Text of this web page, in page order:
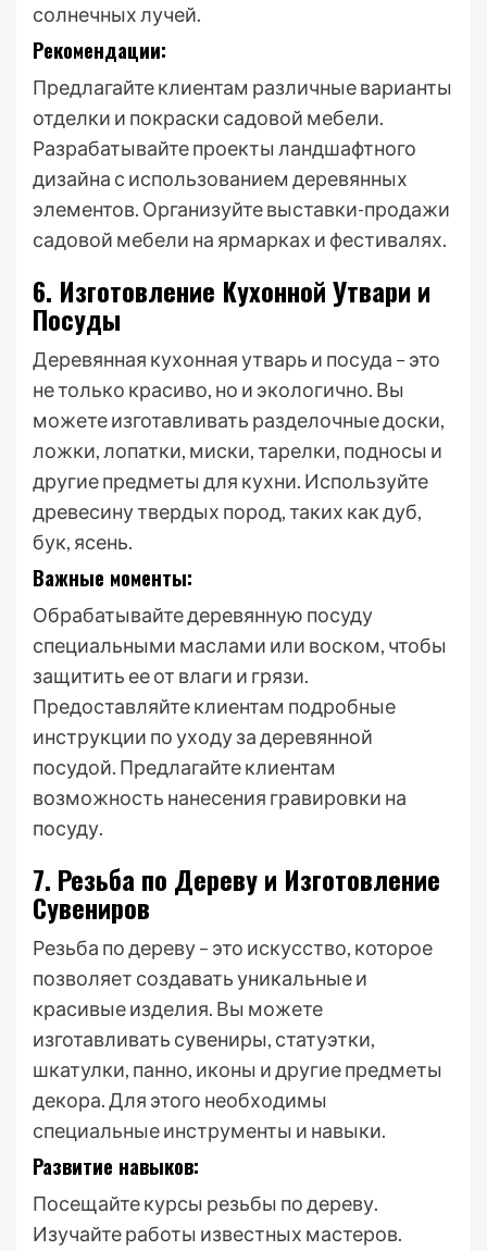
солнечных лучей.
Рекомендации:
Предлагайте клиентам различные варианты
отделки и покраски садовой мебели.
Разрабатывайте проекты ландшафтного
дизайна с использованием деревянных
элементов. Организуйте выставки-продажи
садовой мебели на ярмарках и фестивалях.
6. Изготовление Кухонной Утвари и
Посуды
Деревянная кухонная утварь и посуда – это
не только красиво, но и экологично. Вы
можете изготавливать разделочные доски,
ложки, лопатки, миски, тарелки, подносы и
другие предметы для кухни. Используйте
древесину твердых пород, таких как дуб,
бук, ясень.
Важные моменты:
Обрабатывайте деревянную посуду
специальными маслами или воском, чтобы
защитить ее от влаги и грязи.
Предоставляйте клиентам подробные
инструкции по уходу за деревянной
посудой. Предлагайте клиентам
возможность нанесения гравировки на
посуду.
7. Резьба по Дереву и Изготовление
Сувениров
Резьба по дереву – это искусство, которое
позволяет создавать уникальные и
красивые изделия. Вы можете
изготавливать сувениры, статуэтки,
шкатулки, панно, иконы и другие предметы
декора. Для этого необходимы
специальные инструменты и навыки.
Развитие навыков:
Посещайте курсы резьбы по дереву.
Изучайте работы известных мастеров.